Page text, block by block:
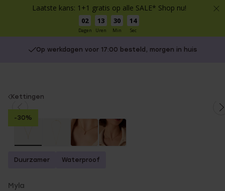
Laatste kans: 1+1 gratis op alle SALE* Shop nu!
02
Dagen
13
Uren
30
Min
13
Sec
Op werkdagen voor 17:00 besteld, morgen in huis
You
are
here:
Kettingen
-30%
Duurzamer Waterproof
Myla